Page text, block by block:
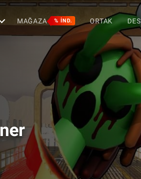
MAĞAZA % IND. ORTAK